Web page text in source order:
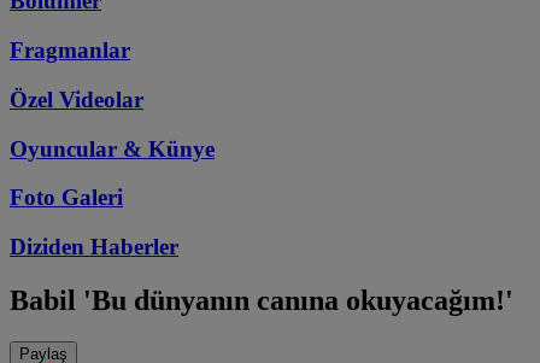
Fragmanlar
Özel Videolar
Oyuncular & Künye
Foto Galeri
Diziden Haberler
Babil 'Bu dünyanın canına okuyacağım!'
Paylaş